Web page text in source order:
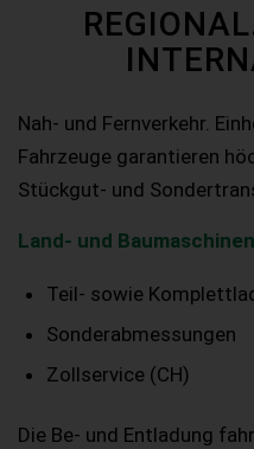
Nah- und Fernverkehr.
Fahrzeuge garantieren
Stückgut- und
Land- und
Teil- sowie
Sonderabmessungen
Zollservice (CH)
Die Be- und Entladung